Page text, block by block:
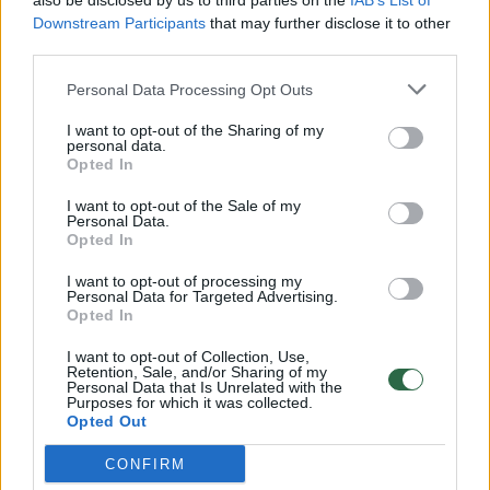
Downstream Participants that may further disclose it to other
Personal Data Processing Opt Outs
I want to opt-out of the Sharing of my
personal data.
Opted In
I want to opt-out of the Sale of my
Personal Data.
Opted In
I want to opt-out of processing my
Personal Data for Targeted Advertising.
Opted In
I want to opt-out of Collection, Use,
Retention, Sale, and/or Sharing of my
Personal Data that Is Unrelated with the
Purposes for which it was collected.
Opted Out
CONFIRM
vaiko gyvybių išgelbėti nepavyko
Žinios | Lietuvos diena
00:00:59
Nufilmavo, kaip patvino Vilniaus Vakarinis aplinkkelis:
vaizdas pribloškia
Žinios | Lietuvos diena
„Pagarba pirmajai premjerei“: pasidalijo jautriais
prisiminimais apie Kazimierą Prunskienę
Žinios | Lietuvos diena